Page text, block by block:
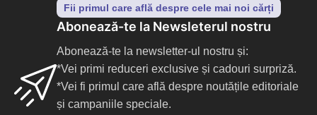
Fii primul care află despre cele mai noi cărți
Abonează-te la Newsleterul nostru
Abonează-te la newsletter-ul nostru și:
*Vei primi reduceri exclusive și cadouri surpriză.
*Vei fi primul care află despre noutățile editoriale
și campaniile speciale.